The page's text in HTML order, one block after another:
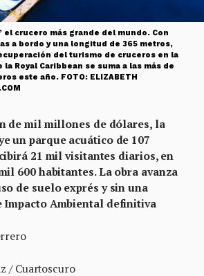
el crucero más grande del mundo. Con
a bordo y una longitud de 365 metros,
del turismo de cruceros en la
Royal Caribbean se suma a las más de
este año. FOTO: ELIZABETH
de mil millones de dólares, la
un parque acuático de 107
21 mil visitantes diarios, en
600 habitantes. La obra avanza
de suelo exprés y sin una
Impacto Ambiental definitiva
/ Cuartoscuro